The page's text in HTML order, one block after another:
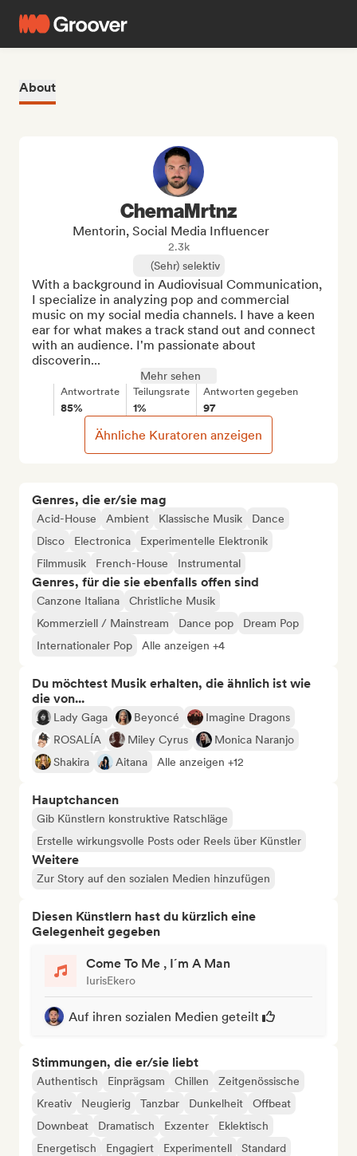
About
Genres, die er/sie mag
Acid-House Ambient Klassische Musik
Dance
Disco
Electronica
Experimentelle Elektronik
Filmmusik
French-House Instrumental
Genres, für die sie ebenfalls offen sind
Canzone Italiana
Christliche Musik
Kommerziell / Mainstream
Dance pop
Dream Pop
Internationaler Pop
Alle anzeigen +4
Du möchtest Musik erhalten, die ähnlich ist wie
die von...
Lady Gaga Beyoncé
Imagine Dragons
ROSALÍA
Miley Cyrus
Monica Naranjo
Shakira
Aitana Alle anzeigen +12
Hauptchancen
Gib Künstlern konstruktive Ratschläge
Erstelle wirkungsvolle Posts oder Reels über Künstler
Weitere
Zur Story auf den sozialen Medien hinzufügen
Diesen Künstlern hast du kürzlich eine
Gelegenheit gegeben
Come To Me , I´m A Man
IurisEkero
Auf ihren sozialen Medien geteilt
Stimmungen, die er/sie liebt
Authentisch Einprägsam Chillen
Zeitgenössische
Kreativ
Neugierig Tanzbar Dunkelheit
Offbeat
Downbeat
Dramatisch Exzenter
Eklektisch
Energetisch
Engagiert Experimentell
Standard
ChemaMrtnz
Mentorin, Social Media Influencer
2.3k
(Sehr) selektiv
With a background in Audiovisual Communication,
I specialize in analyzing pop and commercial
music on my social media channels. I have a keen
ear for what makes a track stand out and connect
with an audience. I'm passionate about
discoverin...
Mehr sehen
Antwortrate
85%
Teilungsrate
1%
Antworten gegeben
97
Ähnliche Kuratoren anzeigen